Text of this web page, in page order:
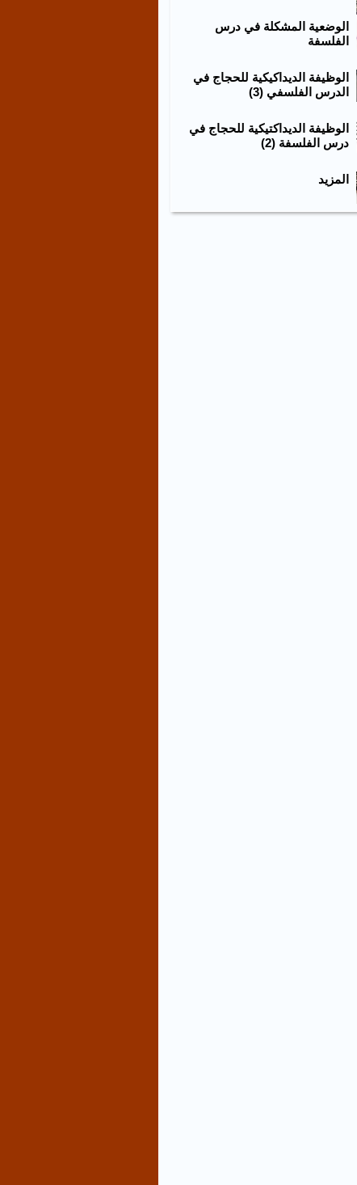
الوضعية المشكلة في درس
الفلسفة
الوظيفة الديداكيكية للحجاج في
الدرس الفلسفي (3)
الوظيفة الديداكتيكية للحجاج في
درس الفلسفة (2)
المزيد